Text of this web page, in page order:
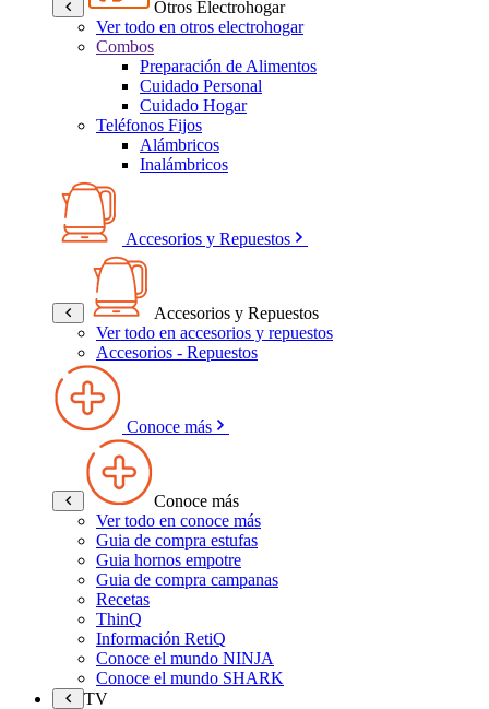
Otros Electrohogar
Ver todo en otros electrohogar
Combos
Preparación de Alimentos
Cuidado Personal
Cuidado Hogar
Teléfonos Fijos
Alámbricos
Inalámbricos
Accesorios y Repuestos
Accesorios y Repuestos
Ver todo en accesorios y repuestos
Accesorios - Repuestos
Conoce más
Conoce más
Ver todo en conoce más
Guia de compra estufas
Guia hornos empotre
Guia de compra campanas
Recetas
ThinQ
Información RetiQ
Conoce el mundo NINJA
Conoce el mundo SHARK
TV